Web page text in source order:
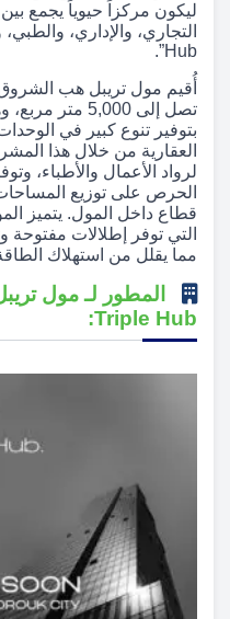
ليكون مركزاً حيوياً يجمع بين
Hub”.
أُقيم مول تريبل هب
تصل إلى
بتوفير تنوع كبير في
العقارية من خلال هذا
لرواد الأعمال والأطباء،
الحرص على توزيع
قطاع داخل المول. يتميز
التي توفر إطلالات
مما يقلل من استهلاك
المطور لـ مول
Triple Hub: